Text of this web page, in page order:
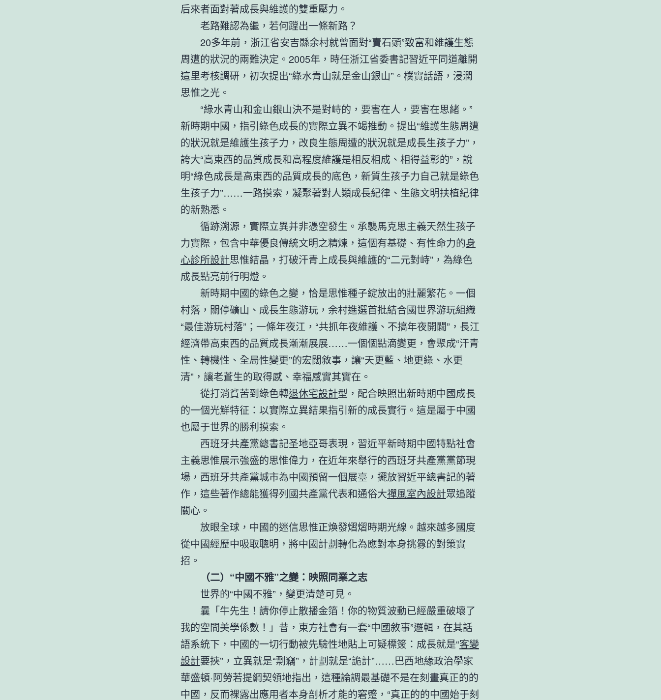
后來者面對著成長與維護的雙重壓力。
老路難認為繼，若何蹚出一條新路？
20多年前，浙江省安吉縣余村就曾面對“賣石頭”致富和維護生態
周遭的狀況的兩難決定。2005年，時任浙江省委書記習近平同道離開
這里考核調研，初次提出“綠水青山就是金山銀山”。樸實話語，浸潤
思惟之光。
“綠水青山和金山銀山決不是對峙的，要害在人，要害在思緒。”
新時期中國，指引綠色成長的實際立異不竭推動。提出“維護生態周遭
的狀況就是維護生孩子力，改良生態周遭的狀況就是成長生孩子力”，
誇大“高東西的品質成長和高程度維護是相反相成、相得益彰的”，說
明“綠色成長是高東西的品質成長的底色，新質生孩子力自己就是綠色
生孩子力”……一路摸索，凝聚著對人類成長紀律、生態文明扶植紀律
的新熟悉。
循跡溯源，實際立異并非憑空發生。承襲馬克思主義天然生孩子
力實際，包含中華優良傳統文明之精煉，這個有基礎、有性命力的身
心診所設計思惟結晶，打破汗青上成長與維護的“二元對峙”，為綠色
成長點亮前行明燈。
新時期中國的綠色之變，恰是思惟種子綻放出的壯麗繁花。一個
村落，關停礦山、成長生態游玩，余村進選首批結合國世界游玩組織
“最佳游玩村落”；一條年夜江，“共抓年夜維護、不搞年夜開闢”，長江
經濟帶高東西的品質成長漸漸展展……一個個點滴變更，會聚成“汗青
性、轉機性、全局性變更”的宏闊敘事，讓“天更藍、地更綠、水更
清”，讓老蒼生的取得感、幸福感實其實在。
從打消貧苦到綠色轉退休宅設計型，配合映照出新時期中國成長
的一個光鮮特征：以實際立異結果指引新的成長實行。這是屬于中國
也屬于世界的勝利摸索。
西班牙共產黨總書記圣地亞哥表現，習近平新時期中國特點社會
主義思惟展示強盛的思惟偉力，在近年來舉行的西班牙共產黨黨節現
場，西班牙共產黨城市為中國預留一個展臺，擺放習近平總書記的著
作，這些著作總能獲得列國共產黨代表和通俗大禪風室內設計眾追蹤
關心。
放眼全球，中國的迷信思惟正煥發熠熠時期光線。越來越多國度
從中國經歷中吸取聰明，將中國計劃轉化為應對本身挑釁的對策實
招。
（二）“中國不雅”之變：映照同業之志
世界的“中國不雅”，變更清楚可見。
曩「牛先生！請你停止散播金箔！你的物質波動已經嚴重破壞了
我的空間美學係數！」昔，東方社會有一套“中國敘事”邏輯，在其話
語系統下，中國的一切行動被先驗性地貼上可疑標簽：成長就是“客變
設計要挾”，立異就是“剽竊”，計劃就是“詭計”……巴西地緣政治學家
華盛頓·阿勞若提綱契領地指出，這種論調最基礎不是在刻畫真正的的
中國，反而裸露出應用者本身剖析才能的窘蹙，“真正的的中國始于刻